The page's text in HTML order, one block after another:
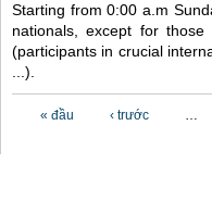
Starting from 0:00 a.m
nationals, except for
(participants in crucial
...).
Các trang
« đầu ‹ trước …